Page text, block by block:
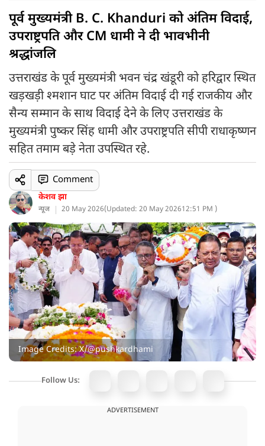
पूर्व मुख्यमंत्री B. C. Khanduri को अंतिम विदाई,
उपराष्ट्रपति और CM धामी ने दी भावभीनी
श्रद्धांजलि
उत्तराखंड के पूर्व मुख्यमंत्री भवन चंद्र खंडूरी को हरिद्वार स्थित
खड़खड़ी श्मशान घाट पर अंतिम विदाई दी गई राजकीय और
सैन्य सम्मान के साथ विदाई देने के लिए उत्तराखंड के
मुख्यमंत्री पुष्कर सिंह धामी और उपराष्ट्रपति सीपी राधाकृष्णन
सहित तमाम बड़े नेता उपस्थित रहे.
केशव झा
न्यूज 20 May 2026(Updated: 20 May 202612:51 PM )
Comment
Image Credits: X/@pushkardhami
Follow Us:
ADVERTISEMENT